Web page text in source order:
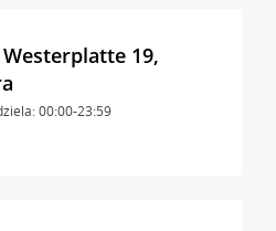
19,
00:00-23:59